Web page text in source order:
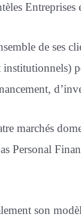
de ses
marchés
Personal
son